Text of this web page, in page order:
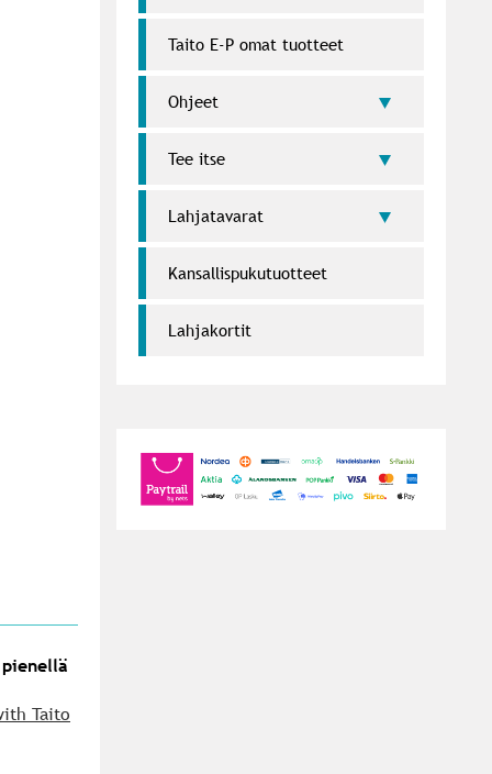
Taito E-P omat tuotteet
Ohjeet
Tee itse
Lahja­tavarat
Kansallispukutuotteet
Lahjakortit
Taito